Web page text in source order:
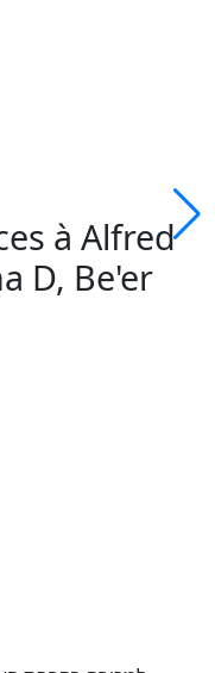
à Alfred
D, Be'er